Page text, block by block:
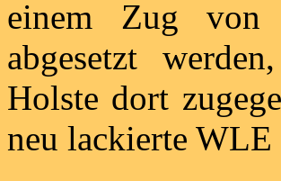
einem Zug von
abgesetzt
Holste dort
neu lackierte